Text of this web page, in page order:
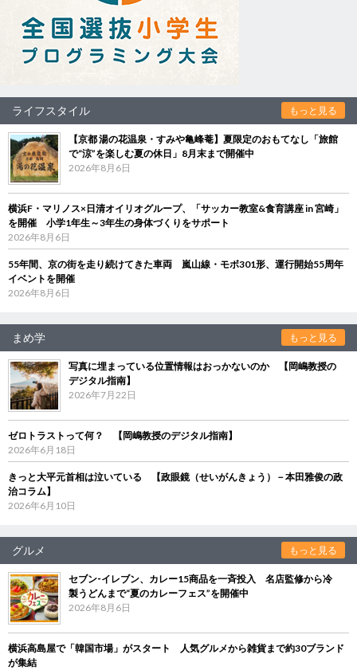
ライフスタイル もっと見る
【京都 湯の花温泉・すみや亀峰菴】夏限定のおもてなし「旅館
で“涼”を楽しむ夏の休日」8月末まで開催中
2026年8月6日
横浜F・マリノス×日清オイリオグループ、「サッカー教室&食育講座 in 宮崎」
を開催 小学1年生～3年生の身体づくりをサポート
2026年8月6日
55年間、京の街を走り続けてきた車両 嵐山線・モボ301形、運行開始55周年
イベントを開催
2026年8月6日
まめ学 もっと見る
写真に埋まっている位置情報はおっかないのか 【岡嶋教授の
デジタル指南】
2026年7月22日
ゼロトラストって何？ 【岡嶋教授のデジタル指南】
2026年6月18日
きっと大平元首相は泣いている 【政眼鏡（せいがんきょう）－本田雅俊の政
治コラム】
2026年6月10日
グルメ もっと見る
セブン‐イレブン、カレー15商品を一斉投入 名店監修から冷
製うどんまで“夏のカレーフェス”を開催中
2026年8月6日
横浜高島屋で「韓国市場」がスタート 人気グルメから雑貨まで約30ブランド
が集結